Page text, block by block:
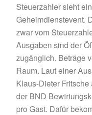
Steuerzahler sieht
Geheimdienstevent.
zwar vom
Ausgaben sind der
zugänglich. Beträge
Raum. Laut einer
Klaus-Dieter
der BND
pro Gast. Dafür